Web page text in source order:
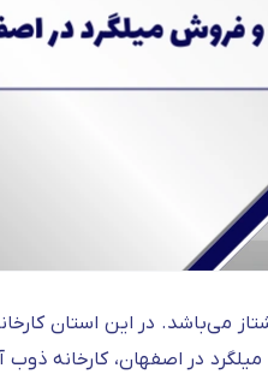
می‌باشد. در این استان
میلگرد در اصفهان، کارخانه